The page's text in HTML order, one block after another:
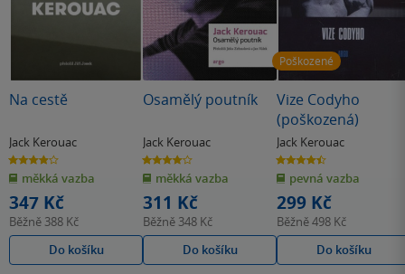
Na cestě
Jack Kerouac
3.9
z
5
hvězdiček
měkká vazba
347 Kč
Běžně 388 Kč
Do košíku
Osamělý poutník
Jack Kerouac
4.0
z
5
hvězdiček
měkká vazba
311 Kč
Běžně 348 Kč
Do košíku
Poškozené
Vize Codyho
(poškozená)
Jack Kerouac
4.5
z
5
hvězdiček
pevná vazba
299 Kč
Běžně498 Kč
Do košíku